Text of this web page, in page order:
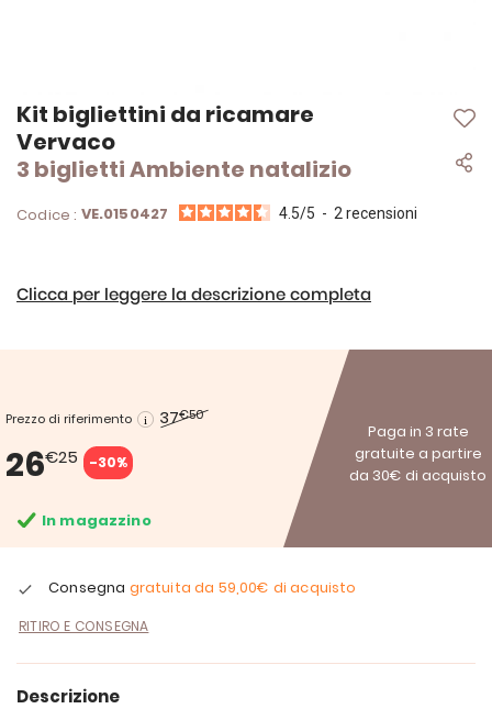
Kit bigliettini da ricamare
Vervaco
3 biglietti Ambiente natalizio
Codice : VE.0150427 4.5/5 - 2recensioni
Clicca per leggere la descrizione completa
Prezzo di riferimento 37€50
26€25 -30%
Paga in 3 rate
gratuite a partire
da 30€ di acquisto
In magazzino
Consegna gratuita da 59,00€ di acquisto
RITIRO E CONSEGNA
Vai
all'inizio
della
galleria
immagini
Descrizione